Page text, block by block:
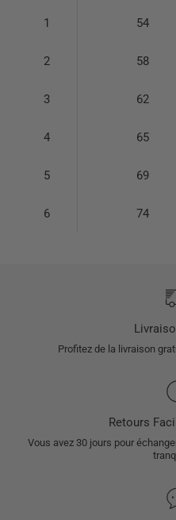
1 54
2 58
3 62
4 65
5 69
6 74
Profitez de la livraison
Retours
Vous avez 30 jours pour